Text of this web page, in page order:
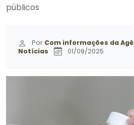
públicos
Por Com informações da
Notícias
01/09/2025